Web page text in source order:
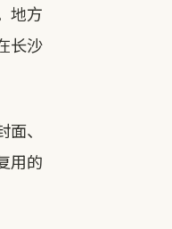
地方
长沙
、
用的